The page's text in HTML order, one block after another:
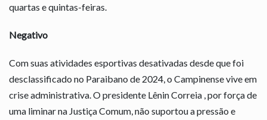
quartas e quintas-feiras.
Negativo
Com suas atividades esportivas desativadas desde que foi
desclassificado no Paraibano de 2024, o Campinense vive em
crise administrativa. O presidente Lênin Correia , por força de
uma liminar na Justiça Comum, não suportou a pressão e